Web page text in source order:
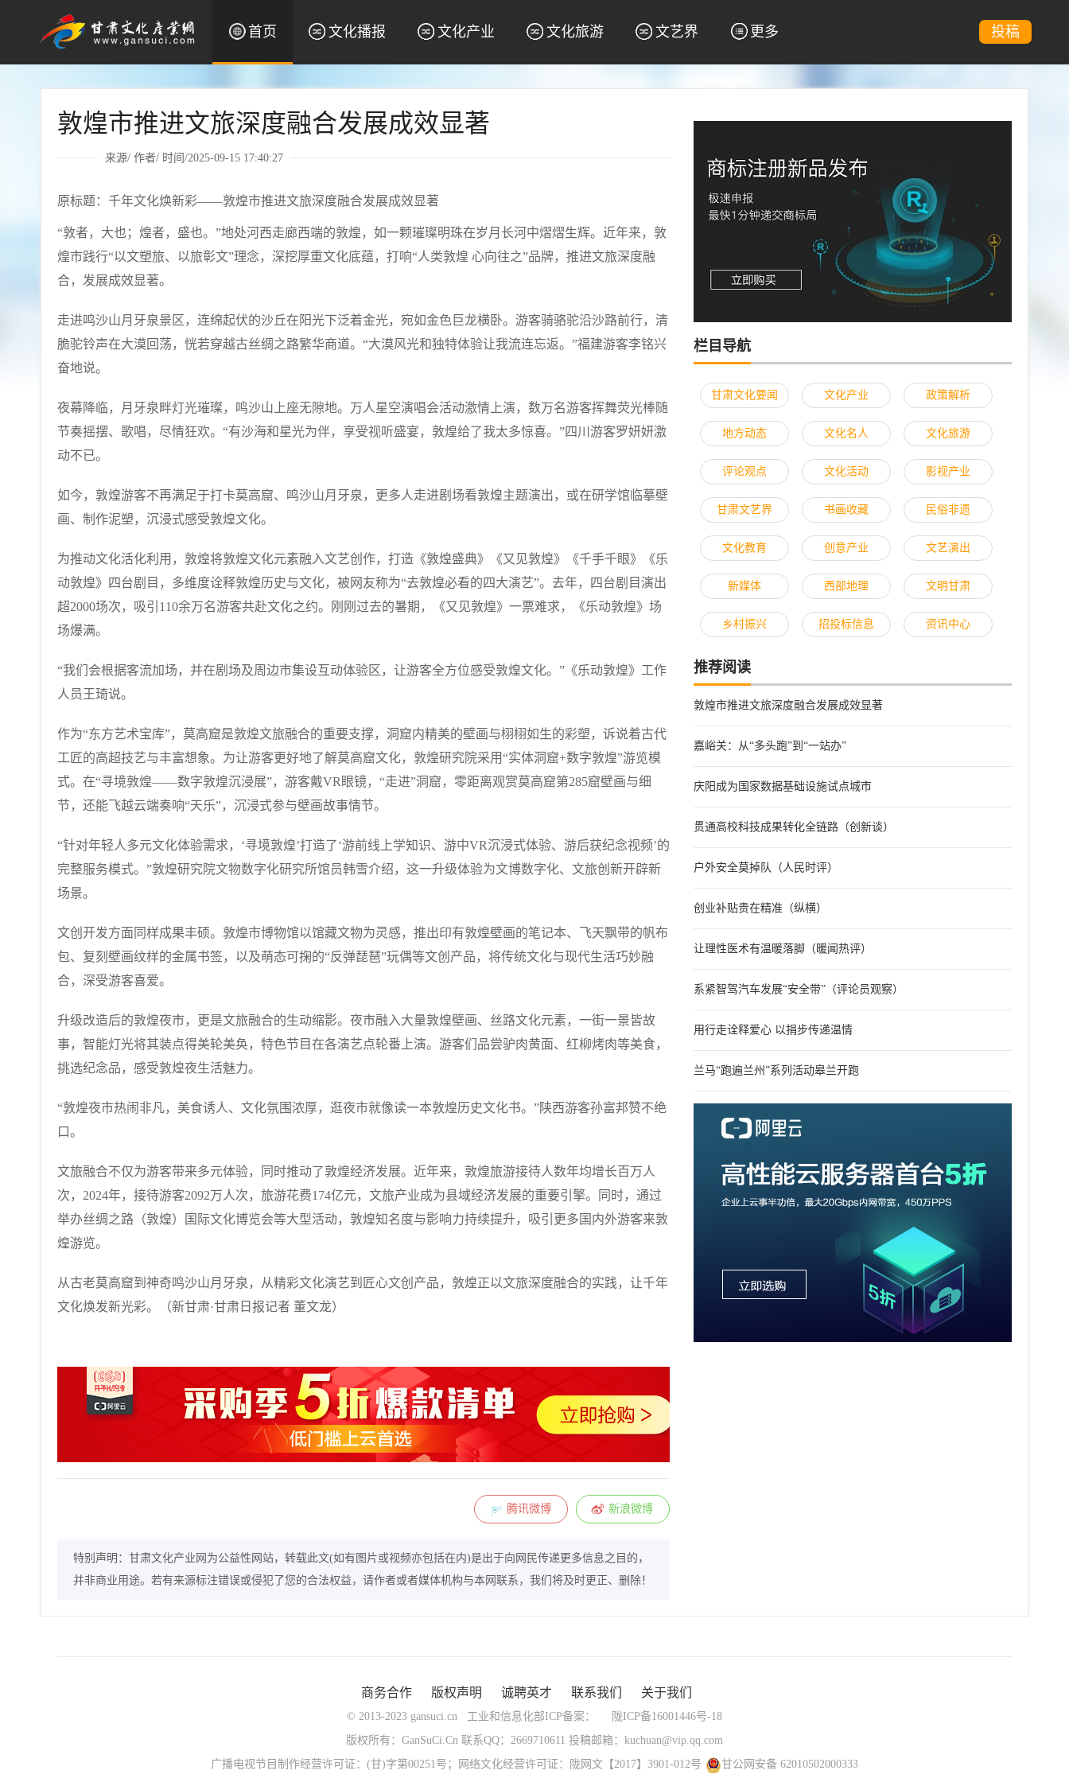
首页 文化播报 文化产业 文化旅游 文艺界 更多 投稿
敦煌市推进文旅深度融合发展成效显著
来源/ 作者/ 时间/2025-09-15 17:40:27
原标题：千年文化焕新彩——敦煌市推进文旅深度融合发展成效显著
“敦者，大也；煌者，盛也。”地处河西走廊西端的敦煌，如一颗璀璨明珠在岁月长河中熠熠生辉。近年来，敦
煌市践行“以文塑旅、以旅彰文”理念，深挖厚重文化底蕴，打响“人类敦煌 心向往之”品牌，推进文旅深度融
合，发展成效显著。
走进鸣沙山月牙泉景区，连绵起伏的沙丘在阳光下泛着金光，宛如金色巨龙横卧。游客骑骆驼沿沙路前行，清
脆驼铃声在大漠回荡，恍若穿越古丝绸之路繁华商道。“大漠风光和独特体验让我流连忘返。”福建游客李铭兴
奋地说。
夜幕降临，月牙泉畔灯光璀璨，鸣沙山上座无隙地。万人星空演唱会活动激情上演，数万名游客挥舞荧光棒随
节奏摇摆、歌唱，尽情狂欢。“有沙海和星光为伴，享受视听盛宴，敦煌给了我太多惊喜。”四川游客罗妍妍激
动不已。
如今，敦煌游客不再满足于打卡莫高窟、鸣沙山月牙泉，更多人走进剧场看敦煌主题演出，或在研学馆临摹壁
画、制作泥塑，沉浸式感受敦煌文化。
为推动文化活化利用，敦煌将敦煌文化元素融入文艺创作，打造《敦煌盛典》《又见敦煌》《千手千眼》《乐
动敦煌》四台剧目，多维度诠释敦煌历史与文化，被网友称为“去敦煌必看的四大演艺”。去年，四台剧目演出
超2000场次，吸引110余万名游客共赴文化之约。刚刚过去的暑期，《又见敦煌》一票难求，《乐动敦煌》场
场爆满。
“我们会根据客流加场，并在剧场及周边市集设互动体验区，让游客全方位感受敦煌文化。”《乐动敦煌》工作
人员王琦说。
作为“东方艺术宝库”，莫高窟是敦煌文旅融合的重要支撑，洞窟内精美的壁画与栩栩如生的彩塑，诉说着古代
工匠的高超技艺与丰富想象。为让游客更好地了解莫高窟文化，敦煌研究院采用“实体洞窟+数字敦煌”游览模
式。在“寻境敦煌——数字敦煌沉浸展”，游客戴VR眼镜，“走进”洞窟，零距离观赏莫高窟第285窟壁画与细
节，还能飞越云端奏响“天乐”，沉浸式参与壁画故事情节。
“针对年轻人多元文化体验需求，‘寻境敦煌’打造了‘游前线上学知识、游中VR沉浸式体验、游后获纪念视频’的
完整服务模式。”敦煌研究院文物数字化研究所馆员韩雪介绍，这一升级体验为文博数字化、文旅创新开辟新
场景。
文创开发方面同样成果丰硕。敦煌市博物馆以馆藏文物为灵感，推出印有敦煌壁画的笔记本、飞天飘带的帆布
包、复刻壁画纹样的金属书签，以及萌态可掬的“反弹琵琶”玩偶等文创产品，将传统文化与现代生活巧妙融
合，深受游客喜爱。
升级改造后的敦煌夜市，更是文旅融合的生动缩影。夜市融入大量敦煌壁画、丝路文化元素，一街一景皆故
事，智能灯光将其装点得美轮美奂，特色节目在各演艺点轮番上演。游客们品尝驴肉黄面、红柳烤肉等美食，
挑选纪念品，感受敦煌夜生活魅力。
“敦煌夜市热闹非凡，美食诱人、文化氛围浓厚，逛夜市就像读一本敦煌历史文化书。”陕西游客孙富邦赞不绝
口。
文旅融合不仅为游客带来多元体验，同时推动了敦煌经济发展。近年来，敦煌旅游接待人数年均增长百万人
次，2024年，接待游客2092万人次，旅游花费174亿元，文旅产业成为县域经济发展的重要引擎。同时，通过
举办丝绸之路（敦煌）国际文化博览会等大型活动，敦煌知名度与影响力持续提升，吸引更多国内外游客来敦
煌游览。
从古老莫高窟到神奇鸣沙山月牙泉，从精彩文化演艺到匠心文创产品，敦煌正以文旅深度融合的实践，让千年
文化焕发新光彩。（新甘肃·甘肃日报记者 董文龙）
新浪微博
腾讯微博
特别声明：甘肃文化产业网为公益性网站，转载此文(如有图片或视频亦包括在内)是出于向网民传递更多信息之目的，
并非商业用途。若有来源标注错误或侵犯了您的合法权益，请作者或者媒体机构与本网联系，我们将及时更正、删除！
栏目导航
甘肃文化要闻 文化产业 政策解析
地方动态 文化名人 文化旅游
评论观点 文化活动 影视产业
甘肃文艺界 书画收藏 民俗非遗
文化教育 创意产业 文艺演出
新媒体 西部地理 文明甘肃
乡村振兴 招投标信息 资讯中心
推荐阅读
敦煌市推进文旅深度融合发展成效显著
嘉峪关：从“多头跑”到“一站办”
庆阳成为国家数据基础设施试点城市
贯通高校科技成果转化全链路（创新谈）
户外安全莫掉队（人民时评）
创业补贴贵在精准（纵横）
让理性医术有温暖落脚（暖闻热评）
系紧智驾汽车发展“安全带”（评论员观察）
用行走诠释爱心 以捐步传递温情
兰马“跑遍兰州”系列活动皋兰开跑
商务合作 版权声明 诚聘英才 联系我们 关于我们
© 2013-2023 gansuci.cn 工业和信息化部ICP备案：
陇ICP备16001446号-18
版权所有： GanSuCi.Cn 联系QQ：2669710611 投稿邮箱：kuchuan@vip.qq.com
广播电视节目制作经营许可证：(甘)字第00251号；网络文化经营许可证：陇网文【2017】3901-012号
甘公网安备 62010502000333